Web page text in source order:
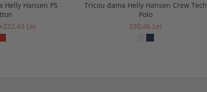
Helly Hansen PS
222,43 Lei
Tricou dama Helly Hansen Crew Tech
Polo
330,46 Lei